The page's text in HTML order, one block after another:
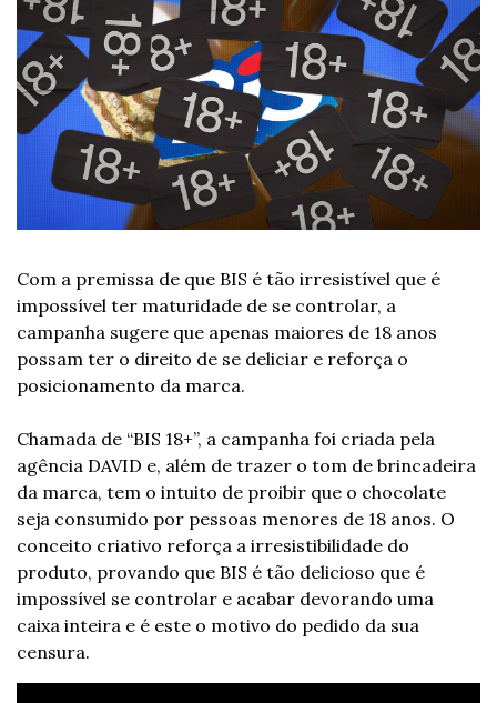
Com a premissa de que BIS é tão irresistível que é
impossível ter maturidade de se controlar, a
campanha sugere que apenas maiores de 18 anos
possam ter o direito de se deliciar e reforça o
posicionamento da marca.
Chamada de “BIS 18+”, a campanha foi criada pela
agência DAVID e, além de trazer o tom de brincadeira
da marca, tem o intuito de proibir que o chocolate
seja consumido por pessoas menores de 18 anos. O
conceito criativo reforça a irresistibilidade do
produto, provando que BIS é tão delicioso que é
impossível se controlar e acabar devorando uma
caixa inteira e é este o motivo do pedido da sua
censura.